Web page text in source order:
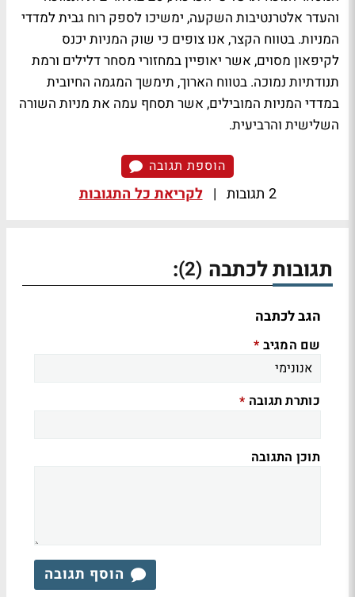
והעדר אלטרנטיבות השקעה, ימשיכו לספק רוח גבית למדדי
המניות. בטווח הקצר, אנו צופים כי שוק המניות יכנס
לקיפאון מסוים, אשר יאופיין במחזורי מסחר דלילים ורמת
תנודתיות נמוכה. בטווח הארוך, תימשך המגמה החיובית
במדדי המניות המובילים, אשר תסחף עמה את מניות השורה
השלישית והרביעית.
הוספת תגובה
2 תגובות | לקריאת כל התגובות
תגובות לכתבה (2)
:
הגב לכתבה
שם המגיב *
כותרת תגובה *
תוכן התגובה
הוסף תגובה